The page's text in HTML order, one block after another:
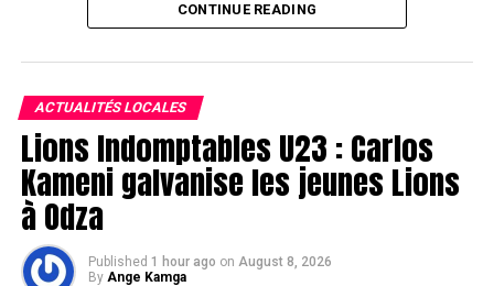
CONTINUE READING
ACTUALITÉS LOCALES
Lions Indomptables U23 : Carlos
Kameni galvanise les jeunes Lions
à Odza
Published 1 hour ago on August 8, 2026
By Ange Kamga